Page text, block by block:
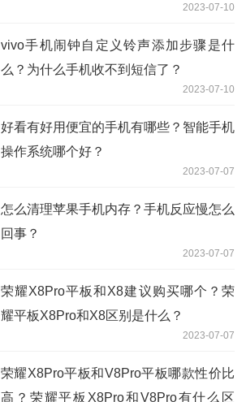
2023-07-10
vivo手机闹钟自定义铃声添加步骤是什
么？为什么手机收不到短信了？
2023-07-10
好看有好用便宜的手机有哪些？智能手机
操作系统哪个好？
2023-07-07
怎么清理苹果手机内存？手机反应慢怎么
回事？
2023-07-07
荣耀X8Pro平板和X8建议购买哪个？荣
耀平板X8Pro和X8区别是什么？
2023-07-07
荣耀X8Pro平板和V8Pro平板哪款性价比
高？荣耀平板X8Pro和V8Pro有什么区